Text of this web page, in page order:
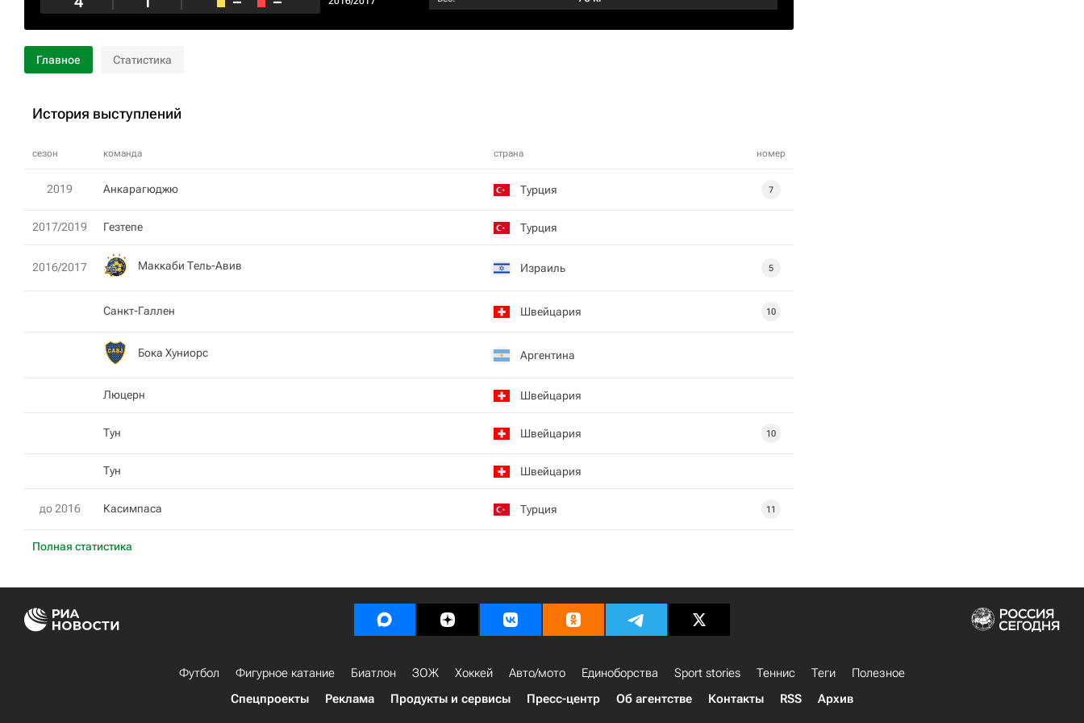
Главное Статистика
История выступлений
сезон команда страна номер
Полная статистика
2019 Анкарагюджю Турция 7
2017/2019 Гезтепе Турция
2016/2017 Маккаби Тель-Авив Израиль 5
Санкт-Галлен Швейцария 10
Бока Хуниорс Аргентина
Люцерн Швейцария
Тун Швейцария 10
Тун Швейцария
до 2016 Касимпаса Турция 11
Футбол Фигурное катание Биатлон ЗОЖ Хоккей Авто/мото Единоборства Sport stories Теннис Теги
Полезное
Спецпроекты
Реклама Продукты и сервисы Пресс-центр Об агентстве Контакты RSS Архив